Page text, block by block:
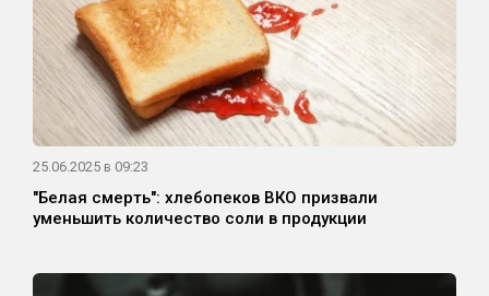
25.06.2025 в 09:23
"Белая смерть": хлебопеков ВКО призвали
уменьшить количество соли в продукции